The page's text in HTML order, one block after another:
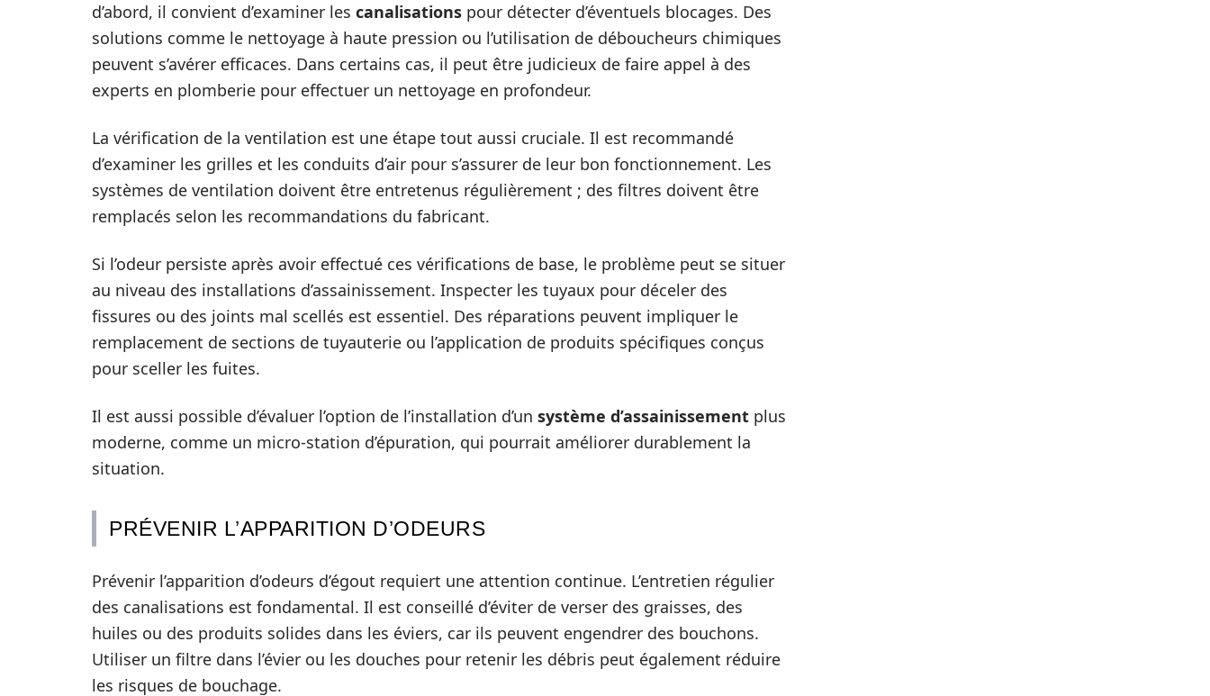
d’abord, il convient d’examiner les canalisations pour détecter d’éventuels blocages. Des
solutions comme le nettoyage à haute pression ou l’utilisation de déboucheurs chimiques
peuvent s’avérer efficaces. Dans certains cas, il peut être judicieux de faire appel à des
experts en plomberie pour effectuer un nettoyage en profondeur.
La vérification de la ventilation est une étape tout aussi cruciale. Il est recommandé
d’examiner les grilles et les conduits d’air pour s’assurer de leur bon fonctionnement. Les
systèmes de ventilation doivent être entretenus régulièrement ; des filtres doivent être
remplacés selon les recommandations du fabricant.
Si l’odeur persiste après avoir effectué ces vérifications de base, le problème peut se situer
au niveau des installations d’assainissement. Inspecter les tuyaux pour déceler des
fissures ou des joints mal scellés est essentiel. Des réparations peuvent impliquer le
remplacement de sections de tuyauterie ou l’application de produits spécifiques conçus
pour sceller les fuites.
Il est aussi possible d’évaluer l’option de l’installation d’un système d’assainissement plus
moderne, comme un micro-station d’épuration, qui pourrait améliorer durablement la
situation.
PRÉVENIR L’APPARITION D’ODEURS
Prévenir l’apparition d’odeurs d’égout requiert une attention continue. L’entretien régulier
des canalisations est fondamental. Il est conseillé d’éviter de verser des graisses, des
huiles ou des produits solides dans les éviers, car ils peuvent engendrer des bouchons.
Utiliser un filtre dans l’évier ou les douches pour retenir les débris peut également réduire
les risques de bouchage.